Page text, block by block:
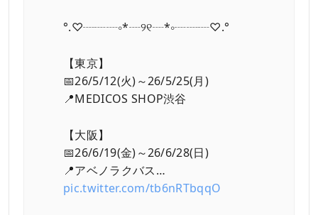
°.♡┈┈┈∘*┈୨୧┈*∘┈┈┈♡.°
【東京】
📅26/5/12(火)～26/5/25(月)
📍MEDICOS SHOP渋谷
【大阪】
📅26/6/19(金)～26/6/28(日)
📍アベノラクバス…
pic.twitter.com/tb6nRTbqqO